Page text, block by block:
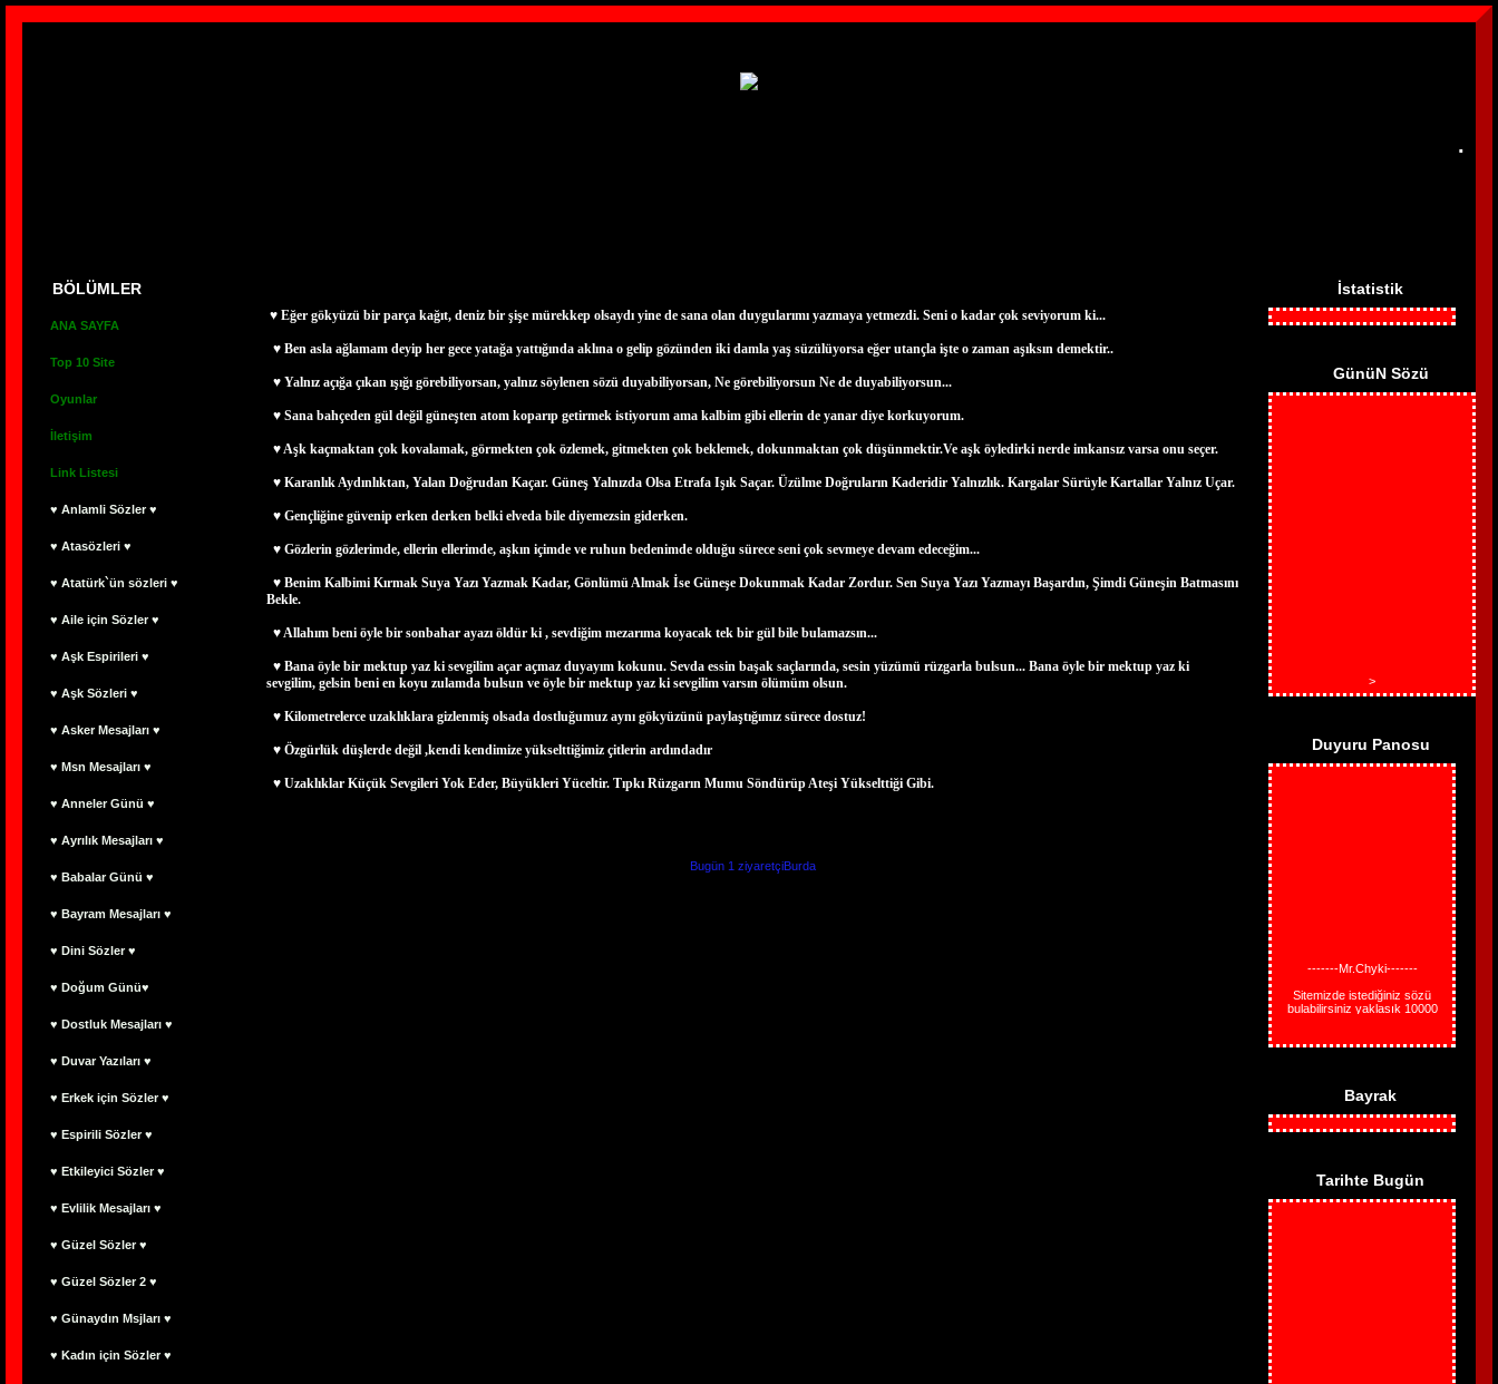
.
BÖLÜMLER
ANA SAYFA
Top 10 Site
Oyunlar
İletişim
Link Listesi
♥ Anlamli Sözler ♥
♥ Atasözleri ♥
♥ Atatürk`ün sözleri ♥
♥ Aile için Sözler ♥
♥ Aşk Espirileri ♥
♥ Aşk Sözleri ♥
♥ Asker Mesajları ♥
♥ Msn Mesajları ♥
♥ Anneler Günü ♥
♥ Ayrılık Mesajları ♥
♥ Babalar Günü ♥
♥ Bayram Mesajları ♥
♥ Dini Sözler ♥
♥ Doğum Günü♥
♥ Dostluk Mesajları ♥
♥ Duvar Yazıları ♥
♥ Erkek için Sözler ♥
♥ Espirili Sözler ♥
♥ Etkileyici Sözler ♥
♥ Evlilik Mesajları ♥
♥ Güzel Sözler ♥
♥ Güzel Sözler 2 ♥
♥ Günaydın Msjları ♥
♥ Kadın için Sözler ♥
♥ Eğer gökyüzü bir parça kağıt, deniz bir şişe mürekkep olsaydı yine de sana olan duygularımı yazmaya yetmezdi. Seni o kadar çok seviyorum ki...
♥ Ben asla ağlamam deyip her gece yatağa yattığında aklına o gelip gözünden iki damla yaş süzülüyorsa eğer utançla işte o zaman aşıksın demektir..
♥ Yalnız açığa çıkan ışığı görebiliyorsan, yalnız söylenen sözü duyabiliyorsan, Ne görebiliyorsun Ne de duyabiliyorsun...
♥ Sana bahçeden gül değil güneşten atom koparıp getirmek istiyorum ama kalbim gibi ellerin de yanar diye korkuyorum.
♥ Aşk kaçmaktan çok kovalamak, görmekten çok özlemek, gitmekten çok beklemek, dokunmaktan çok düşünmektir.Ve aşk öyledirki nerde imkansız varsa onu seçer.
♥ Karanlık Aydınlıktan, Yalan Doğrudan Kaçar. Güneş Yalnızda Olsa Etrafa Işık Saçar. Üzülme Doğruların Kaderidir Yalnızlık. Kargalar Sürüyle Kartallar Yalnız Uçar.
♥ Gençliğine güvenip erken derken belki elveda bile diyemezsin giderken.
♥ Gözlerin gözlerimde, ellerin ellerimde, aşkın içimde ve ruhun bedenimde olduğu sürece seni çok sevmeye devam edeceğim...
♥ Benim Kalbimi Kırmak Suya Yazı Yazmak Kadar, Gönlümü Almak İse Güneşe Dokunmak Kadar Zordur. Sen Suya Yazı Yazmayı Başardın, Şimdi Güneşin Batmasını
Bekle.
♥ Allahım beni öyle bir sonbahar ayazı öldür ki , sevdiğim mezarıma koyacak tek bir gül bile bulamazsın...
♥ Bana öyle bir mektup yaz ki sevgilim açar açmaz duyayım kokunu. Sevda essin başak saçlarında, sesin yüzümü rüzgarla bulsun... Bana öyle bir mektup yaz ki
sevgilim, gelsin beni en koyu zulamda bulsun ve öyle bir mektup yaz ki sevgilim varsın ölümüm olsun.
♥ Kilometrelerce uzaklıklara gizlenmiş olsada dostluğumuz aynı gökyüzünü paylaştığımız sürece dostuz!
♥ Özgürlük düşlerde değil ,kendi kendimize yükselttiğimiz çitlerin ardındadır
♥ Uzaklıklar Küçük Sevgileri Yok Eder, Büyükleri Yüceltir. Tıpkı Rüzgarın Mumu Söndürüp Ateşi Yükselttiği Gibi.
Bugün 1 ziyaretçiBurda
İstatistik
GünüN Sözü
>
Duyuru Panosu
-------Mr.Chyki-------
Sitemizde istediğiniz sözü
bulabilirsiniz yaklasık 10000
soz vardir
-------YöneTim-------
Bayrak
Tarihte Bugün